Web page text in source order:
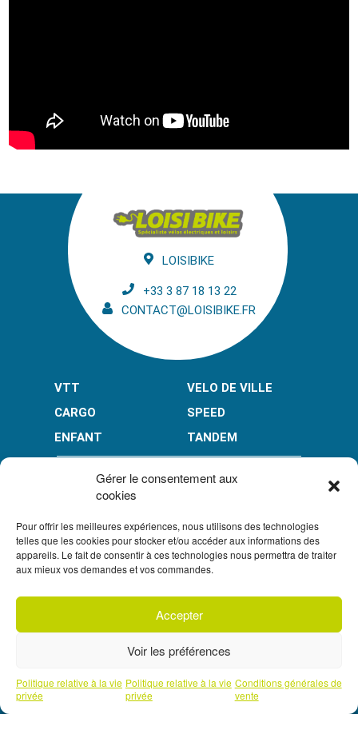
Gérer le consentement aux
cookies
Pour offrir les meilleures expériences, nous utilisons des technologies
telles que les cookies pour stocker et/ou accéder aux informations des
appareils. Le fait de consentir à ces technologies nous permettra de traiter
aux mieux vos demandes et vos commandes.
Accepter
Voir les préférences
Politique relative à la vie
privée
Politique relative à la vie
privée
Conditions générales de
vente
notre newsletter
avec l'un de nos experts
LOISIBIKE
+33 3 87 18 13 22
CONTACT@LOISIBIKE.FR
VTT
VELO DE VILLE
CARGO
SPEED
ENFANT
TANDEM
PAIEMENT EN PLUSIEURS FOIS* :
LIMITÉ À 3000 € POUR LE 10X. LIMITÉ À 6000 € POUR LE 3X ET 4X.
CONDITION GÉNÉRALES DE VENTE
POLITIQUE DE CONFIDENTIALITÉ
SOUS RÉSERVE D’ACCEPTATION PAR FLOA. VOUS